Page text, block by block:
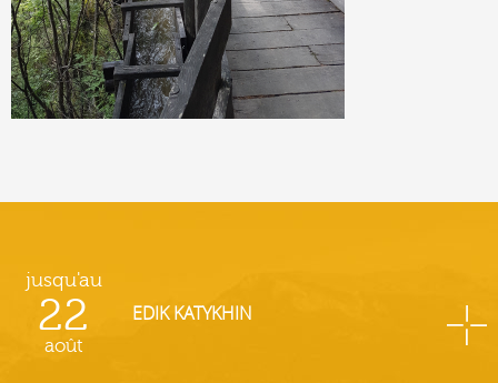
jusqu'au
22
août
EDIK KATYKHIN